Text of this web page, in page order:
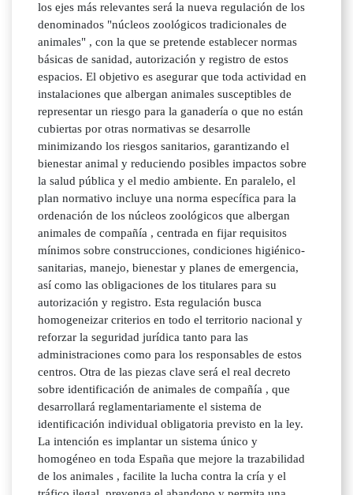
los ejes más relevantes será la nueva regulación de los
denominados "núcleos zoológicos tradicionales de
animales" , con la que se pretende establecer normas
básicas de sanidad, autorización y registro de estos
espacios. El objetivo es asegurar que toda actividad en
instalaciones que albergan animales susceptibles de
representar un riesgo para la ganadería o que no están
cubiertas por otras normativas se desarrolle
minimizando los riesgos sanitarios, garantizando el
bienestar animal y reduciendo posibles impactos sobre
la salud pública y el medio ambiente. En paralelo, el
plan normativo incluye una norma específica para la
ordenación de los núcleos zoológicos que albergan
animales de compañía , centrada en fijar requisitos
mínimos sobre construcciones, condiciones higiénico-
sanitarias, manejo, bienestar y planes de emergencia,
así como las obligaciones de los titulares para su
autorización y registro. Esta regulación busca
homogeneizar criterios en todo el territorio nacional y
reforzar la seguridad jurídica tanto para las
administraciones como para los responsables de estos
centros. Otra de las piezas clave será el real decreto
sobre identificación de animales de compañía , que
desarrollará reglamentariamente el sistema de
identificación individual obligatoria previsto en la ley.
La intención es implantar un sistema único y
homogéneo en toda España que mejore la trazabilidad
de los animales , facilite la lucha contra la cría y el